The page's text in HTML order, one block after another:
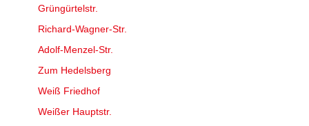
Grüngürtelstr.
Richard-Wagner-Str.
Adolf-Menzel-Str.
Zum Hedelsberg
Weiß Friedhof
Weißer Hauptstr.